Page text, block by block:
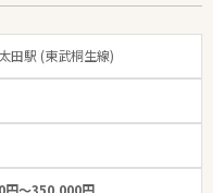
太田駅 (東武桐生線)
円～350,000円